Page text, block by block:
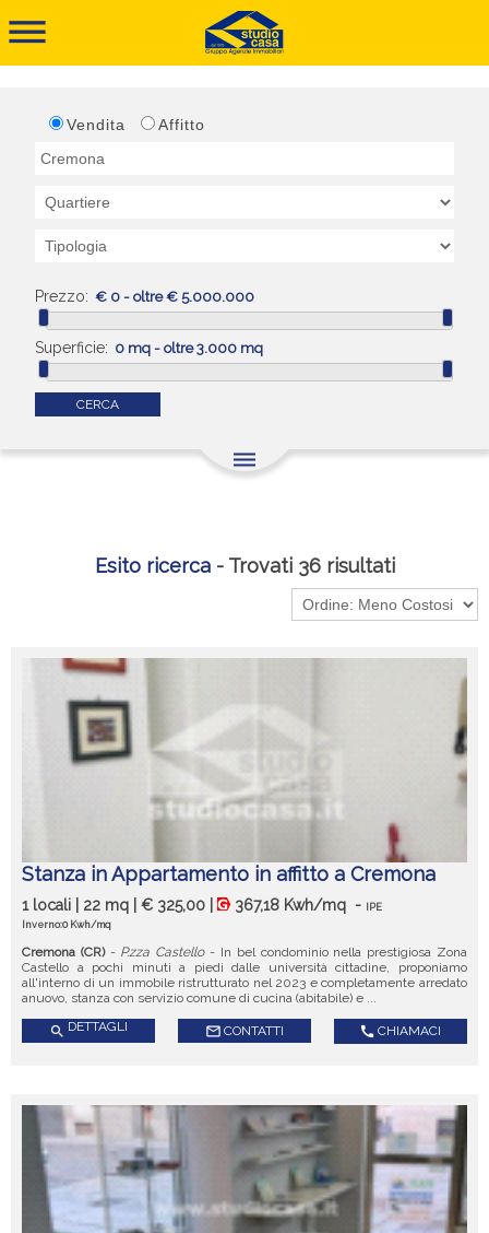
dehaze
Vendita Affitto
Prezzo:
Superficie:
CERCA
dehaze
Esito ricerca - Trovati 36 risultati
Stanza in Appartamento in affitto a Cremona
1 locali | 22 mq | € 325,00 | 367,18 Kwh/mq -
IPE
Inverno:0 Kwh/mq
Cremona (CR)- P.zza Castello- In bel condominio nella prestigiosa Zona
Castello a pochi minuti a piedi dalle università cittadine, proponiamo
all'interno di un immobile ristrutturato nel 2023 e completamente arredato
anuovo, stanza con servizio comune di cucina (abitabile) e ...
search DETTAGLI mail_outline CONTATTI call CHIAMACI